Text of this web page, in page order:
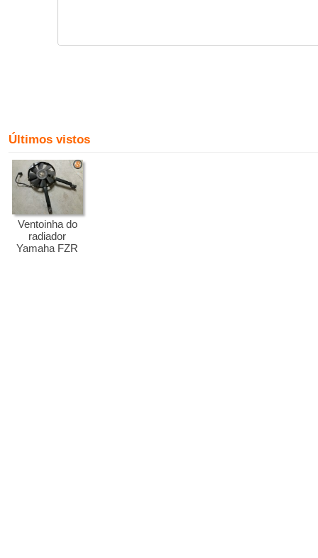
Últimos vistos
Ventoinha do
radiador
Yamaha FZR